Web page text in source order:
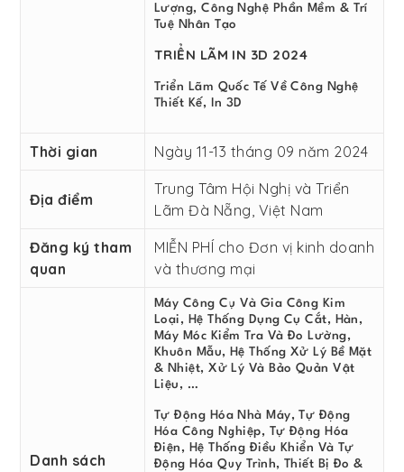
Lượng, Công Nghệ Phần Mềm & Trí
Tuệ Nhân Tạo
TRIỂN LÃM IN 3D 2024
Triển Lãm Quốc Tế Về Công Nghệ
Thiết Kế, In 3D
Thời gian Ngày 11-13 tháng 09 năm 2024
Địa điểm
Trung Tâm Hội Nghị và Triển
Lãm Đà Nẵng, Việt Nam
Đăng ký tham
quan
MIỄN PHÍ cho Đơn vị kinh doanh
và thương mại
Danh sách
Máy Công Cụ Và Gia Công Kim
Loại, Hệ Thống Dụng Cụ Cắt, Hàn,
Máy Móc Kiểm Tra Và Đo Lường,
Khuôn Mẫu, Hệ Thống Xử Lý Bề Mặt
& Nhiệt, Xử Lý Và Bảo Quản Vật
Liệu, …
Tự Động Hóa Nhà Máy, Tự Động
Hóa Công Nghiệp, Tự Động Hóa
Điện, Hệ Thống Điều Khiển Và Tự
Động Hóa Quy Trình, Thiết Bị Đo &